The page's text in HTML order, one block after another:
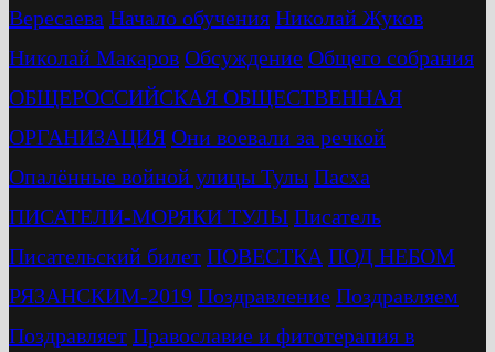
Вересаева Начало обучения Николай Жуков
Николай Макаров Обсуждение Общего собрания
ОБЩЕРОССИЙСКАЯ ОБЩЕСТВЕННАЯ
ОРГАНИЗАЦИЯ Они воевали за речкой
Опалённые войной улицы Тулы Пасха
ПИСАТЕЛИ-МОРЯКИ ТУЛЫ Писатель
Писательский билет ПОВЕСТКА ПОД НЕБОМ
РЯЗАНСКИМ-2019 Поздравление Поздравляем
Поздравляет Православие и фитотерапия в